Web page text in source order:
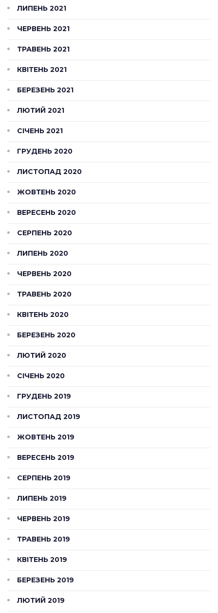
ЛИПЕНЬ 2021
ЧЕРВЕНЬ 2021
ТРАВЕНЬ 2021
КВІТЕНЬ 2021
БЕРЕЗЕНЬ 2021
ЛЮТИЙ 2021
СІЧЕНЬ 2021
ГРУДЕНЬ 2020
ЛИСТОПАД 2020
ЖОВТЕНЬ 2020
ВЕРЕСЕНЬ 2020
СЕРПЕНЬ 2020
ЛИПЕНЬ 2020
ЧЕРВЕНЬ 2020
ТРАВЕНЬ 2020
КВІТЕНЬ 2020
БЕРЕЗЕНЬ 2020
ЛЮТИЙ 2020
СІЧЕНЬ 2020
ГРУДЕНЬ 2019
ЛИСТОПАД 2019
ЖОВТЕНЬ 2019
ВЕРЕСЕНЬ 2019
СЕРПЕНЬ 2019
ЛИПЕНЬ 2019
ЧЕРВЕНЬ 2019
ТРАВЕНЬ 2019
КВІТЕНЬ 2019
БЕРЕЗЕНЬ 2019
ЛЮТИЙ 2019